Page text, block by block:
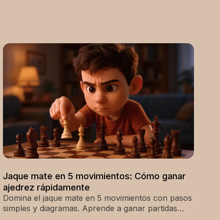
Jaque mate en 5 movimientos: Cómo ganar
ajedrez rápidamente
Domina el jaque mate en 5 movimientos con pasos
simples y diagramas. Aprende a ganar partidas